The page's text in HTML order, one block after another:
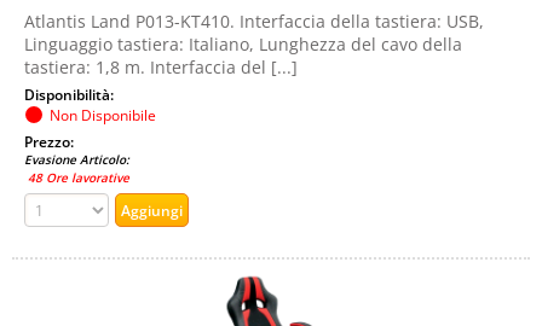
Atlantis Land P013-KT410. Interfaccia della tastiera: USB,
Linguaggio tastiera: Italiano, Lunghezza del cavo della
tastiera: 1,8 m. Interfaccia del [...]
Disponibilità:
Non Disponibile
Prezzo:
Evasione Articolo:
48 Ore lavorative